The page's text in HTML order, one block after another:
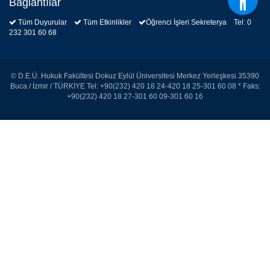
Bağlantılar
Tüm Duyurular Tüm Etkinlikler
Öğrenci İşleri Sekreterya Tel: 0
232 301 60 68
© D.E.Ü. Hukuk Fakültesi Dokuz Eylül Üniversitesi Merkez Yerleşkesi 35390
Buca / İzmir / TÜRKİYE Tel: +90(232) 420 18 24-420 18 25-301 60 08 * Faks:
+90(232) 420 18 27-301 60 09-301 60 16